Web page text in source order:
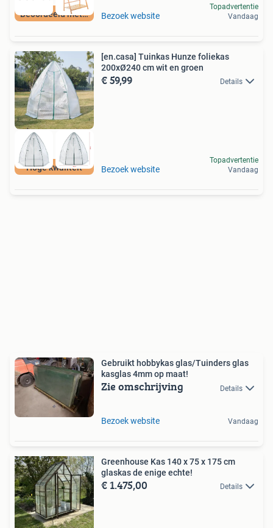
Beoordeeld met 9+ Bezoek website
Topadvertentie
Vandaag
Hoge kwaliteit
[en.casa] Tuinkas Hunze foliekas
200xØ240 cm wit en groen
€ 59,99 Details
Bezoek website
Topadvertentie
Vandaag
Gebruikt hobbykas glas/Tuinders glas
kasglas 4mm op maat!
Zie omschrijving Details
Bezoek website Vandaag
Greenhouse Kas 140 x 75 x 175 cm
glaskas de enige echte!
€ 1.475,00 Details